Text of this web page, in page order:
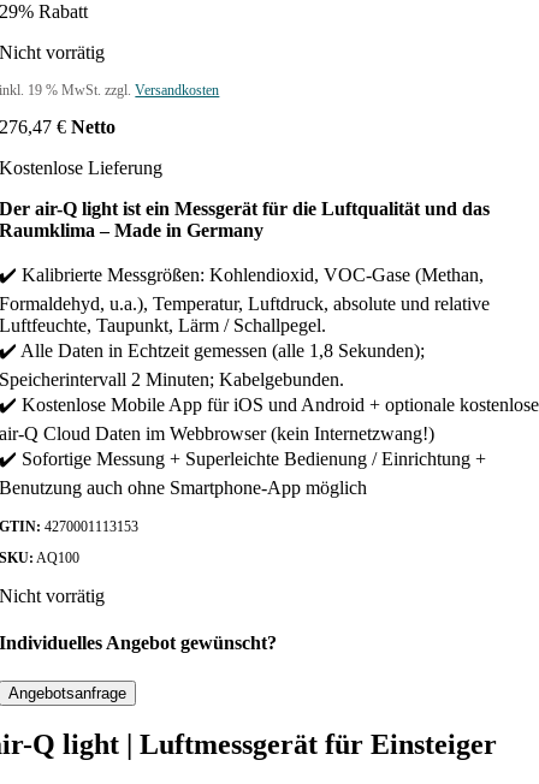
s
r
n
g
i
h
e
P
r
e
i
s
w
a
:
4
6
,
5
l
P
e
i
i
s
t
:
3
2
9
0
0
.
29% Rabatt
Nicht vorrätig
inkl. 19 % MwSt. zzgl.Versandkosten
276,47€ Netto
Kostenlose Lieferung
Der air-Q light ist ein Messgerät für die Luftqualität und das
Raumklima – Made in Germany
✔️ Kalibrierte Messgrößen: Kohlendioxid, VOC-Gase (Methan,
Formaldehyd, u.a.), Temperatur, Luftdruck, absolute und relative
Luftfeuchte, Taupunkt, Lärm / Schallpegel.
✔️ Alle Daten in Echtzeit gemessen (alle 1,8 Sekunden);
Speicherintervall 2 Minuten; Kabelgebunden.
✔️ Kostenlose Mobile App für iOS und Android + optionale kostenlose
air-Q Cloud Daten im Webbrowser (kein Internetzwang!)
✔️ Sofortige Messung + Superleichte Bedienung / Einrichtung +
Benutzung auch ohne Smartphone-App möglich
GTIN: 4270001113153
SKU: AQ100
Nicht vorrätig
Individuelles Angebot gewünscht?
Angebotsanfrage
Q light | Luftmessgerät für Einsteiger